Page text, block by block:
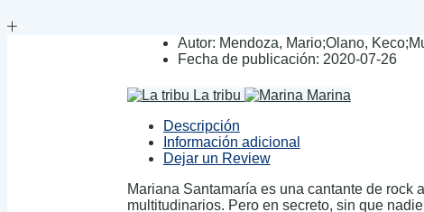
Autor: Mendoza, Mario;Olano,
Fecha de publicación: 2020-07-26
La tribu
Marina
Descripción
Información adicional
Dejar un Review
Mariana Santamaría es una cantante de rock
multitudinarios. Pero en secreto, sin que